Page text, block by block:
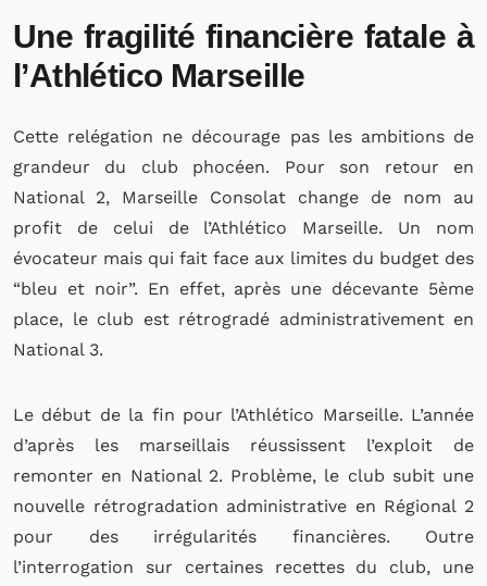
Une fragilité financière fatale à
l’Athlético Marseille
Cette relégation ne décourage pas les ambitions de
grandeur du club phocéen. Pour son retour en
National 2, Marseille Consolat change de nom au
profit de celui de l’Athlético Marseille. Un nom
évocateur mais qui fait face aux limites du budget des
“bleu et noir”. En effet, après une décevante 5ème
place, le club est rétrogradé administrativement en
National 3.
Le début de la fin pour l’Athlético Marseille. L’année
d’après les marseillais réussissent l’exploit de
remonter en National 2. Problème, le club subit une
nouvelle rétrogradation administrative en Régional 2
pour des irrégularités financières. Outre
l’interrogation sur certaines recettes du club, une